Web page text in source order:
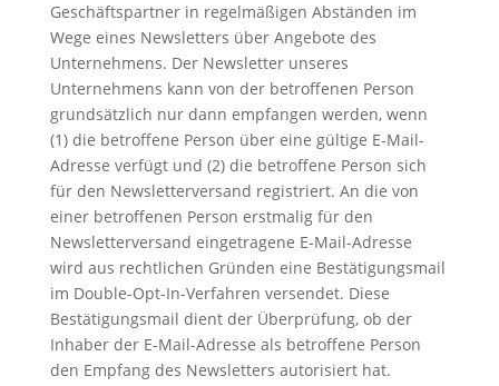
Geschäftspartner in regelmäßigen Abständen im
Wege eines Newsletters über Angebote des
Unternehmens. Der Newsletter unseres
Unternehmens kann von der betroffenen Person
grundsätzlich nur dann empfangen werden, wenn
(1) die betroffene Person über eine gültige E-Mail-
Adresse verfügt und (2) die betroffene Person sich
für den Newsletterversand registriert. An die von
einer betroffenen Person erstmalig für den
Newsletterversand eingetragene E-Mail-Adresse
wird aus rechtlichen Gründen eine Bestätigungsmail
im Double-Opt-In-Verfahren versendet. Diese
Bestätigungsmail dient der Überprüfung, ob der
Inhaber der E-Mail-Adresse als betroffene Person
den Empfang des Newsletters autorisiert hat.